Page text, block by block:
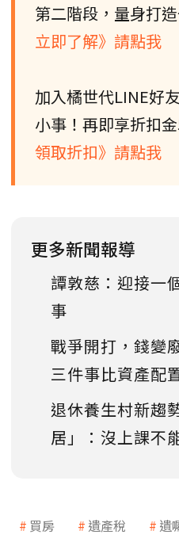
第二階段，量身打
立即了解》請點我
加入橘世代LINE好
小事！再即享折扣金
領取折扣》請點我
更多新聞報導
譚敦慈：迎接一
事
戰爭開打，錢變
三件事比資產配
退休養生村新趨
居」：沒上課不
買房 遺產稅 遺